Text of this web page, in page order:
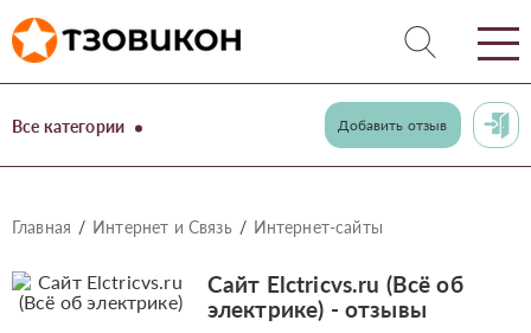
Все категории Добавить отзыв
Главная Интернет и Связь Интернет-сайты
Сайт Elctricvs.ru (Всё об
электрике) - отзывы